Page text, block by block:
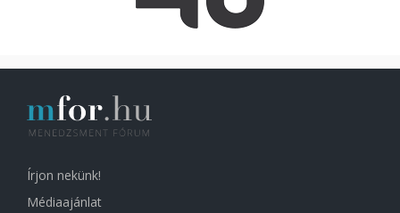
Írjon nekünk!
Médiaajánlat